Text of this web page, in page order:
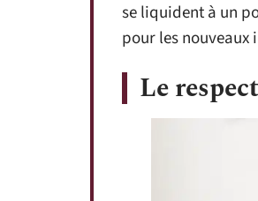
se liquident à un
pour les nouveaux
Le